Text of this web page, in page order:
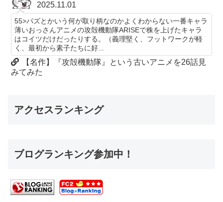
2025.11.01
55>パズとかいう何が取り柄なのかよくわからない一番キャラ
薄いおっさんアニメの攻殻機動隊ARISEで株を上げたキャラ
はコイツだけだったりする。（義理堅く、フットワークが軽
く、最初から素子たちに好...
【名作】『攻殻機動隊』という古いアニメを26話見
みてみた
アクセスランキング
ブログランキング参加中！